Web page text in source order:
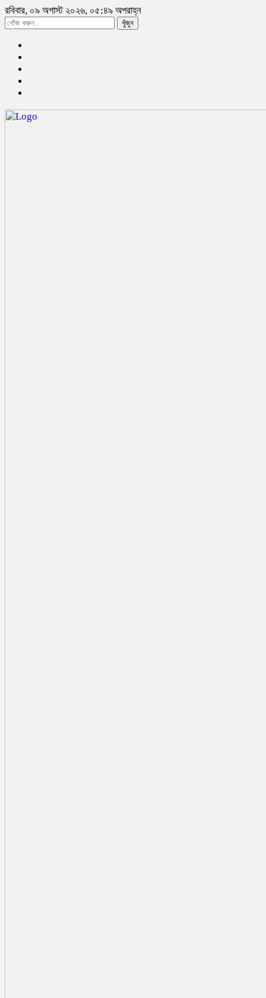
রবিবার, ০৯ অগাস্ট ২০২৬, ০৫:৪৯ অপরাহ্ন
খুঁজুন